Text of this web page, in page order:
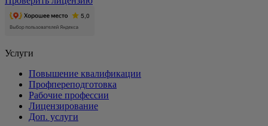
Услуги
Повышение квалификации
Профпереподготовка
Рабочие профессии
Лицензирование
Доп. услуги